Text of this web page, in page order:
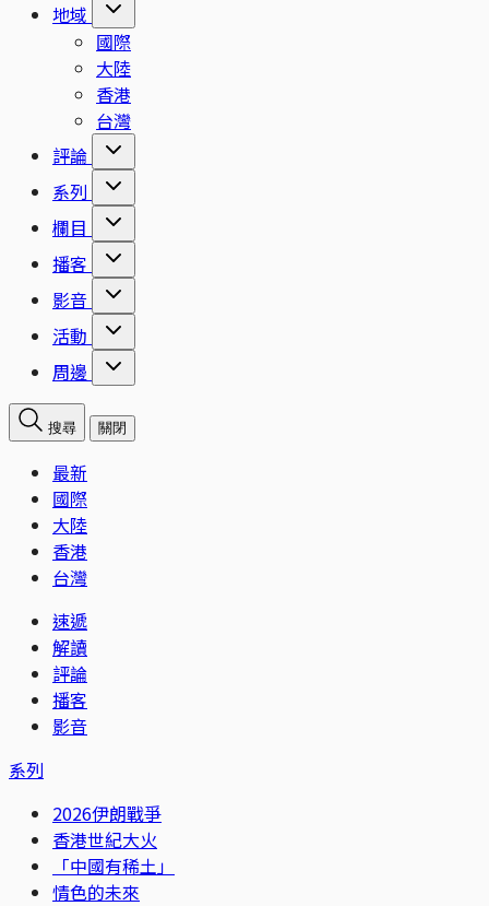
地域
國際
大陸
香港
台灣
評論
系列
欄目
播客
影音
活動
周邊
搜尋 關閉
最新
國際
大陸
香港
台灣
速遞
解讀
評論
播客
影音
系列
2026伊朗戰爭
香港世紀大火
「中國有稀土」
情色的未來